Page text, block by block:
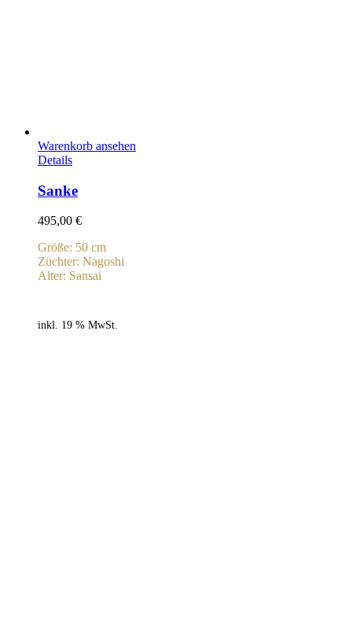
Warenkorb ansehen
Details
Sanke
495,00 €
Größe: 50 cm
Züchter: Nagoshi
Alter: Sansai
inkl. 19 % MwSt.